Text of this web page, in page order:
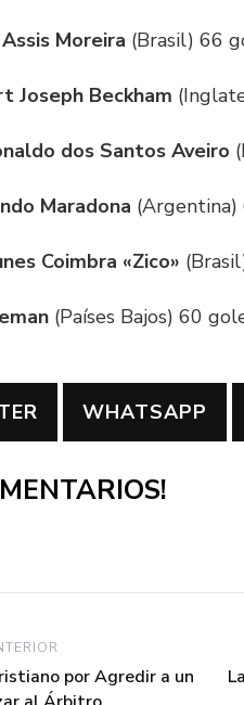
Moreira (Brasil) 66
Joseph Beckham
dos Santos Aveiro
Maradona
Coimbra «Zico»
(Países Bajos) 60
WHATSAPP
por Agredir a un